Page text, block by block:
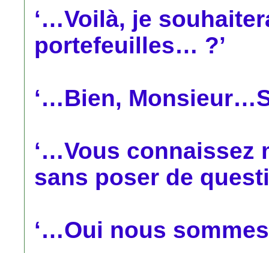
‘…Voilà, je
portefeuilles… ?’
‘…Bien,
‘…Vous connaissez
sans poser de
‘…Oui nous